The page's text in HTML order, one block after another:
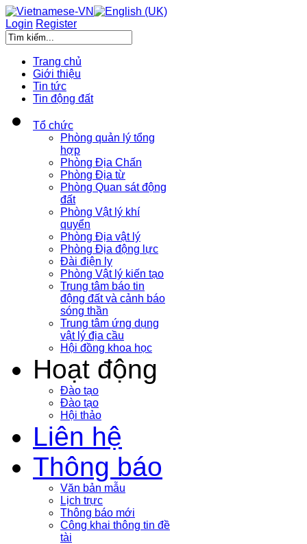
Login Register
Trang chủ
Giới thiệu
Tin tức
Tin động đất
Tổ chức
Phòng quản lý tổng
hợp
Phòng Địa Chấn
Phòng Địa từ
Phòng Quan sát động
đất
Phòng Vật lý khí
quyển
Phòng Địa vật lý
Phòng Địa động lực
Đài điện ly
Phòng Vật lý kiến tạo
Trung tâm báo tin
động đất và cảnh báo
sóng thần
Trung tâm ứng dụng
vật lý địa cầu
Hội đồng khoa học
Hoạt động
Đào tạo
Đào tạo
Hội thảo
Liên hệ
Thông báo
Văn bản mẫu
Lịch trực
Thông báo mới
Công khai thông tin đề
tài